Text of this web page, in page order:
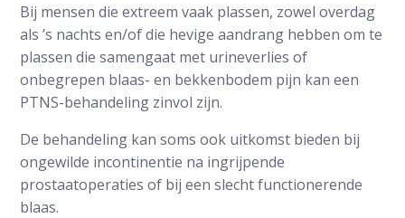
Bij mensen die extreem vaak plassen, zowel overdag
als ’s nachts en/of die hevige aandrang hebben om te
plassen die samengaat met urineverlies of
onbegrepen blaas- en bekkenbodem pijn kan een
PTNS-behandeling zinvol zijn.
De behandeling kan soms ook uitkomst bieden bij
ongewilde incontinentie na ingrijpende
prostaatoperaties of bij een slecht functionerende
blaas.